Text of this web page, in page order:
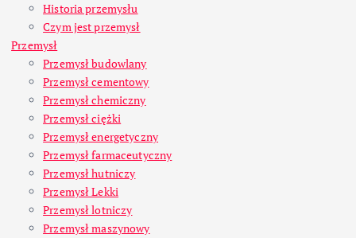
Historia przemysłu
Czym jest przemysł
Przemysł
Przemysł budowlany
Przemysł cementowy
Przemysł chemiczny
Przemysł ciężki
Przemysł energetyczny
Przemysł farmaceutyczny
Przemysł hutniczy
Przemysł Lekki
Przemysł lotniczy
Przemysł maszynowy